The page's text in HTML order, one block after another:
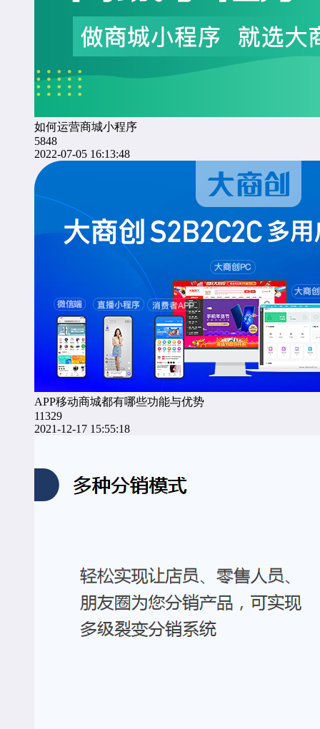
如何运营商城小程序
5848
2022-07-05 16:13:48
APP移动商城都有哪些功能与优势
11329
2021-12-17 15:55:18